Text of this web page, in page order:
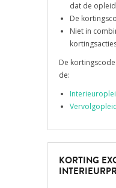
dat de
De
Niet in
De
de:
KORTING